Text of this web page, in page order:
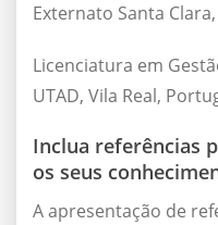
Externato Santa
Licenciatura em
UTAD, Vila Real,
Inclua referências
os seus
A apresentação de